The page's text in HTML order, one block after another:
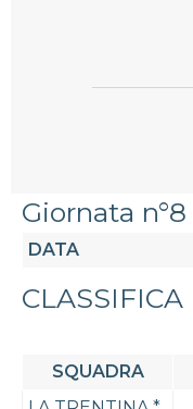
Giornata n°8
DATA
CLASSIFICA
SQUADRA